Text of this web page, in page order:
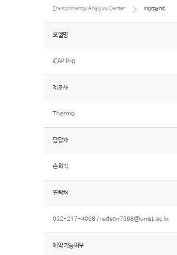
Environmental Analysis Center inorganic
모델명
iCAP Pro
제조사
Thermo
담당자
손희식
연락처
052-217-4068 /redson7598@unist.ac.kr
예약 가능여부